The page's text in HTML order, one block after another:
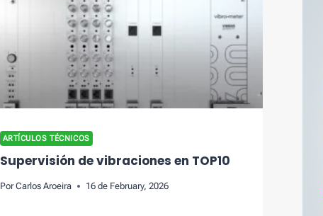
ARTÍCULOS TÉCNICOS
Supervisión de vibraciones en TOP10
Por Carlos Aroeira 16 de February, 2026